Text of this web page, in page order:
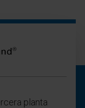
planta